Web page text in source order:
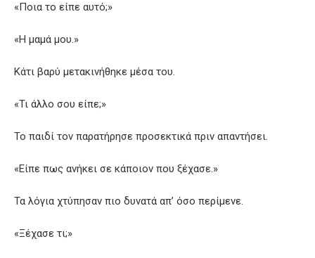
«Ποια το είπε αυτό;»
«Η μαμά μου.»
Κάτι βαρύ μετακινήθηκε μέσα του.
«Τι άλλο σου είπε;»
Το παιδί τον παρατήρησε προσεκτικά πριν απαντήσει.
«Είπε πως ανήκει σε κάποιον που ξέχασε.»
Τα λόγια χτύπησαν πιο δυνατά απ’ όσο περίμενε.
«Ξέχασε τι;»